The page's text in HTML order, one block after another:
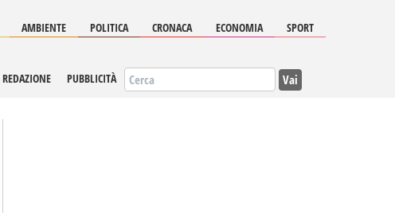
AMBIENTE POLITICA CRONACA ECONOMIA SPORT
REDAZIONE PUBBLICITÀ Vai